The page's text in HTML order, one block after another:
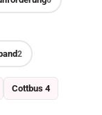
2
Cottbus 4